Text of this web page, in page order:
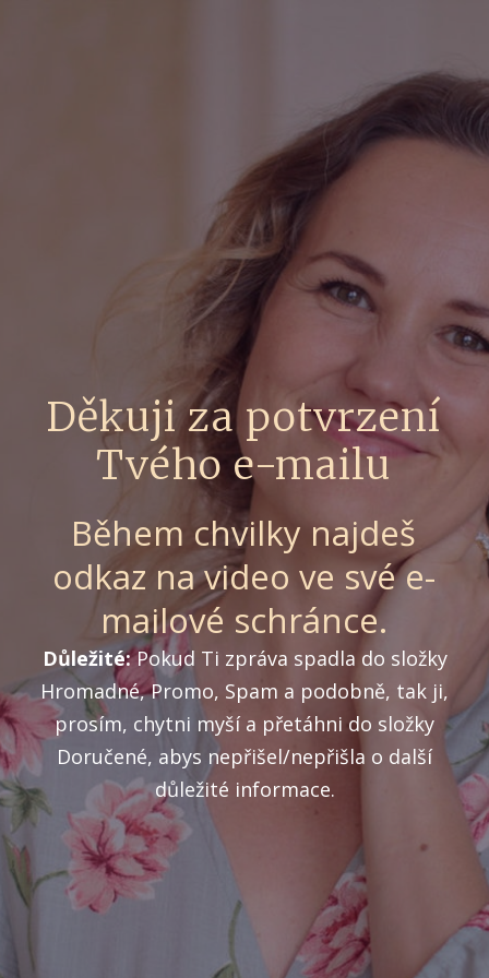
Děkuji za potvrzení
Tvého e-mailu
Během chvilky najdeš
odkaz na video ve své e-
mailové schránce.
Důležité:Pokud Ti zpráva spadla do složky
Hromadné, Promo, Spam a podobně, tak ji,
prosím, chytni myší a přetáhni do složky
Doručené, abys nepřišel/nepřišla o další
důležité informace.